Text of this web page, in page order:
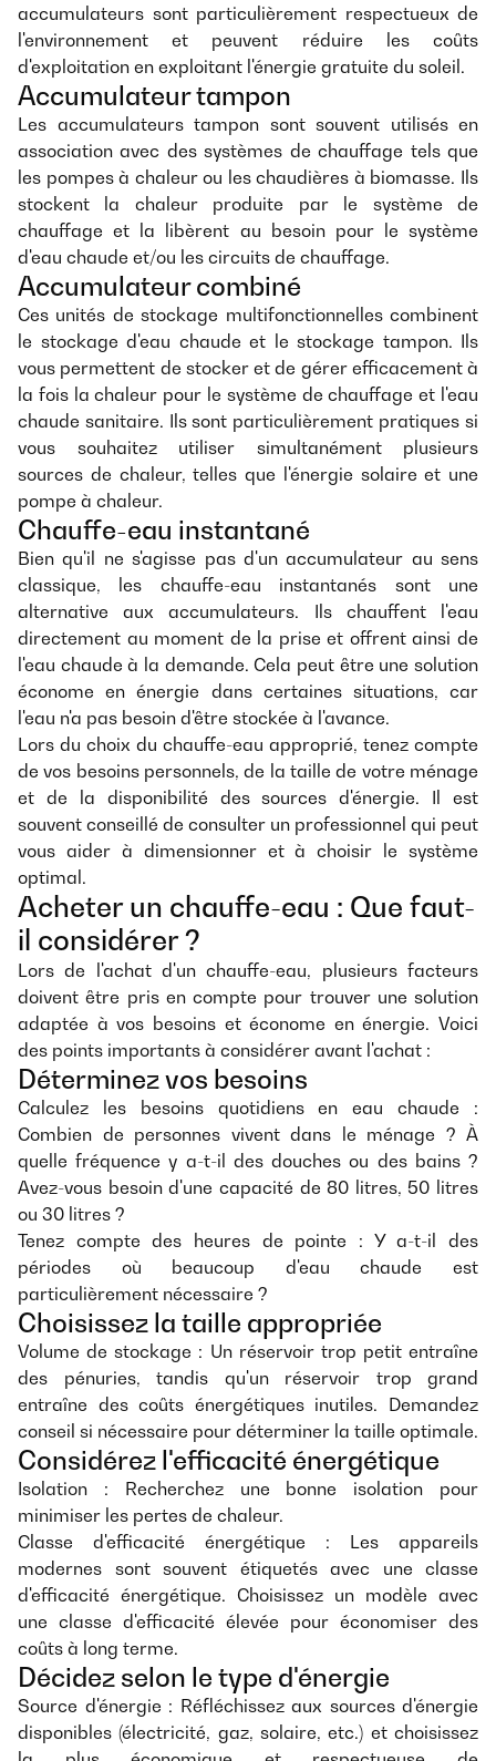
accumulateurs sont particulièrement respectueux de
l'environnement et peuvent réduire les coûts
d'exploitation en exploitant l'énergie gratuite du soleil.
Accumulateur tampon
Les accumulateurs tampon sont souvent utilisés en
association avec des systèmes de chauffage tels que
les pompes à chaleur ou les chaudières à biomasse. Ils
stockent la chaleur produite par le système de
chauffage et la libèrent au besoin pour le système
d'eau chaude et/ou les circuits de chauffage.
Accumulateur combiné
Ces unités de stockage multifonctionnelles combinent
le stockage d'eau chaude et le stockage tampon. Ils
vous permettent de stocker et de gérer efficacement à
la fois la chaleur pour le système de chauffage et l'eau
chaude sanitaire. Ils sont particulièrement pratiques si
vous souhaitez utiliser simultanément plusieurs
sources de chaleur, telles que l'énergie solaire et une
pompe à chaleur.
Chauffe-eau instantané
Bien qu'il ne s'agisse pas d'un accumulateur au sens
classique, les chauffe-eau instantanés sont une
alternative aux accumulateurs. Ils chauffent l'eau
directement au moment de la prise et offrent ainsi de
l'eau chaude à la demande. Cela peut être une solution
économe en énergie dans certaines situations, car
l'eau n'a pas besoin d'être stockée à l'avance.
Lors du choix du chauffe-eau approprié, tenez compte
de vos besoins personnels, de la taille de votre ménage
et de la disponibilité des sources d'énergie. Il est
souvent conseillé de consulter un professionnel qui peut
vous aider à dimensionner et à choisir le système
optimal.
Acheter un chauffe-eau : Que faut-
il considérer ?
Lors de l'achat d'un chauffe-eau, plusieurs facteurs
doivent être pris en compte pour trouver une solution
adaptée à vos besoins et économe en énergie. Voici
des points importants à considérer avant l'achat :
Déterminez vos besoins
Calculez les besoins quotidiens en eau chaude :
Combien de personnes vivent dans le ménage ? À
quelle fréquence y a-t-il des douches ou des bains ?
Avez-vous besoin d'une capacité de 80 litres, 50 litres
ou 30 litres ?
Tenez compte des heures de pointe : Y a-t-il des
périodes où beaucoup d'eau chaude est
particulièrement nécessaire ?
Choisissez la taille appropriée
Volume de stockage : Un réservoir trop petit entraîne
des pénuries, tandis qu'un réservoir trop grand
entraîne des coûts énergétiques inutiles. Demandez
conseil si nécessaire pour déterminer la taille optimale.
Considérez l'efficacité énergétique
Isolation : Recherchez une bonne isolation pour
minimiser les pertes de chaleur.
Classe d'efficacité énergétique : Les appareils
modernes sont souvent étiquetés avec une classe
d'efficacité énergétique. Choisissez un modèle avec
une classe d'efficacité élevée pour économiser des
coûts à long terme.
Décidez selon le type d'énergie
Source d'énergie : Réfléchissez aux sources d'énergie
disponibles (électricité, gaz, solaire, etc.) et choisissez